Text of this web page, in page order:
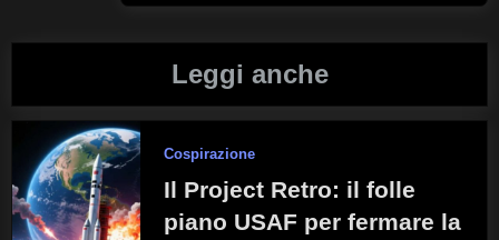
Leggi anche
Cospirazione
Il Project Retro: il folle
piano USAF per fermare la